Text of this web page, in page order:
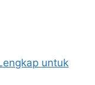
untuk